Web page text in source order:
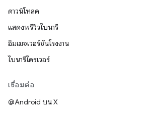
ดาวน์โหลด
แสดงพรีวิวไบนารี
อิมเมจเวอร์ชันโรงงาน
ไบนารีไดรเวอร์
เชื่อมต่อ
@Android บน X